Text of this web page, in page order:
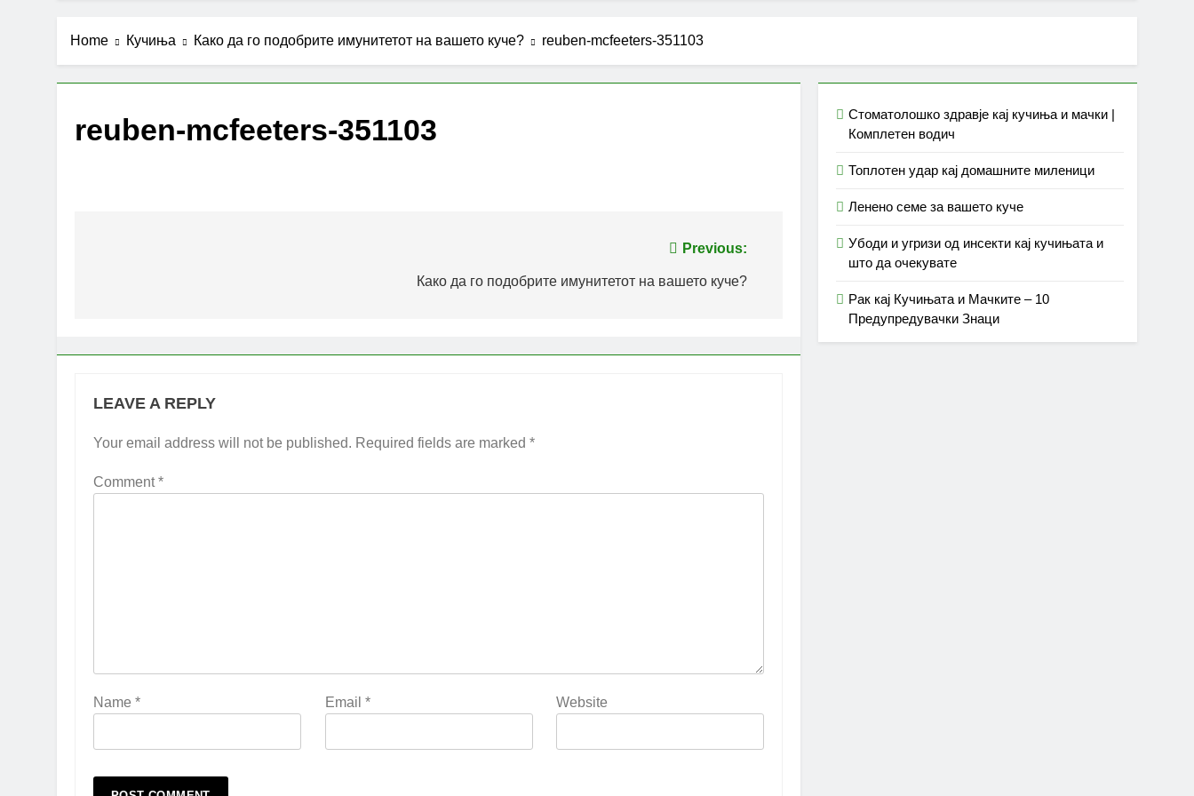
Home Кучиња Како да го подобрите имунитетот на вашето куче? reuben-mcfeeters-351103
reuben-mcfeeters-351103
Previous:
Како да го подобрите имунитетот на вашето куче?
LEAVE A REPLY
Your email address will not be published. Required fields are marked *
Comment*
Name * Email * Website
Стоматолошко здравје кај кучиња и мачки |
Комплетен водич
Топлотен удар кај домашните миленици
Ленено семе за вашето куче
Убоди и угризи од инсекти кај кучињата и
што да очекувате
Рак кај Кучињата и Мачките – 10
Предупредувачки Знаци